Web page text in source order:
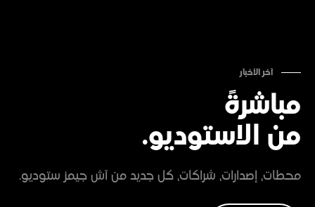
آخر الأخبار
مباشرةً
من الاستوديو.
محطات، إصدارات، شراكات، كل جديد من آش جيمز ستوديو.